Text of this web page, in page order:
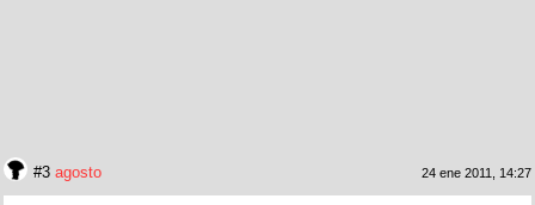
#3 agosto 24 ene 2011, 14:27